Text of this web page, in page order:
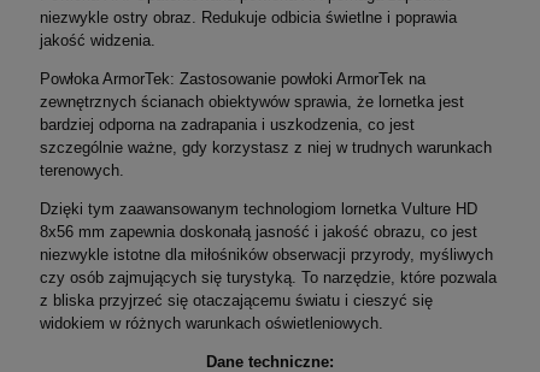
niezwykle ostry obraz. Redukuje odbicia świetlne i poprawia
jakość widzenia.
Powłoka ArmorTek: Zastosowanie powłoki ArmorTek na
zewnętrznych ścianach obiektywów sprawia, że lornetka jest
bardziej odporna na zadrapania i uszkodzenia, co jest
szczególnie ważne, gdy korzystasz z niej w trudnych warunkach
terenowych.
Dzięki tym zaawansowanym technologiom lornetka Vulture HD
8x56 mm zapewnia doskonałą jasność i jakość obrazu, co jest
niezwykle istotne dla miłośników obserwacji przyrody, myśliwych
czy osób zajmujących się turystyką. To narzędzie, które pozwala
z bliska przyjrzeć się otaczającemu światu i cieszyć się
widokiem w różnych warunkach oświetleniowych.
Dane techniczne: